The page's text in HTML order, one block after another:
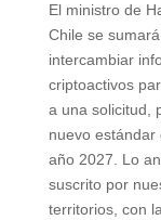
El ministro de
Chile se
intercambiar
criptoactivos
a una solicitud,
nuevo
año 2027. Lo
suscrito por
territorios, con